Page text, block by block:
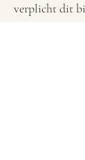
verplicht dit